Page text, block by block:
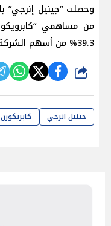
وحصلت “جينيل إنرجي”
من مساهمي
39.3% من أسهم الشركة.
شارك
جينيل انرجي كابريكورن